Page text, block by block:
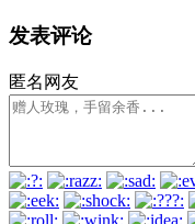
发表评论
匿名网友